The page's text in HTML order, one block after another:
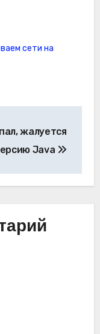
сети на
жалуется
Java